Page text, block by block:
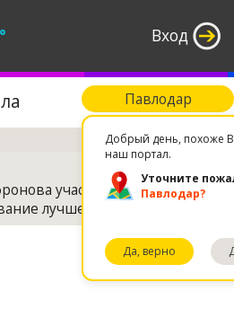
Вход
°
Павлодар
Добрый день, похоже
наш портал.
Уточните
Павлодар?
Да, верно
Поиск
участвует в
лучшего спортсмена